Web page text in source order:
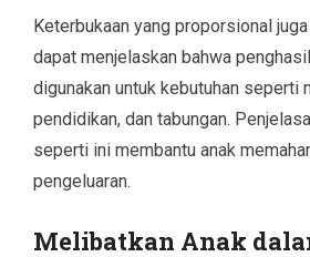
Keterbukaan yang proporsional
dapat menjelaskan bahwa
digunakan untuk kebutuhan seperti
pendidikan, dan tabungan.
seperti ini membantu anak
pengeluaran.
Melibatkan Anak